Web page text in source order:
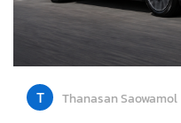
T Thanasan Saowamol